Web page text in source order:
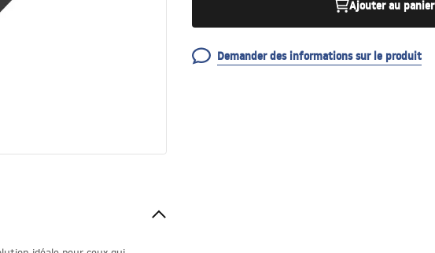
Ajouter au panier
Demander des informations sur le produit